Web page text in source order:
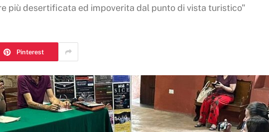
più desertificata ed impoverita dal punto di vista turistico"
Pinterest